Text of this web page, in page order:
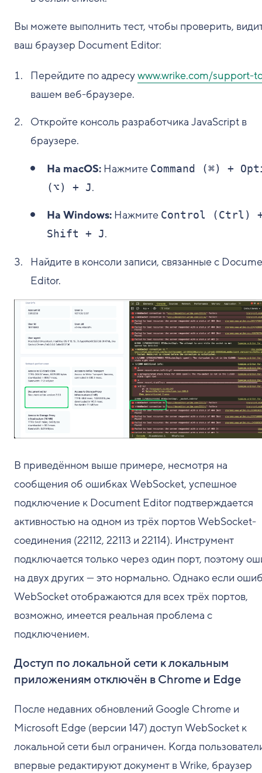
Вы можете выполнить тест, чтобы проверить,
ваш браузер Document Editor:
Перейдите по адресуwww.wrike.com/support-
вашем веб-браузере.
Откройте консоль разработчика JavaScript в
браузере.
На macOS: Нажмите Command (⌘) +
(⌥) + J.
На Windows: Нажмите Control (Ctrl)
Shift + J.
Найдите в консоли записи, связанные с
Editor.
В приведённом выше примере, несмотря на
сообщения об ошибках WebSocket, успешное
подключение к Document Editor подтверждается
активностью на одном из трёх портов WebSocket-
соединения (22112, 22113 и 22114). Инструмент
подключается только через один порт, поэтому
на двух других — это нормально. Однако если
WebSocket отображаются для всех трёх портов,
возможно, имеется реальная проблема с
подключением.
Доступ по локальной сети к локальным
приложениям отключён в Chrome и Edge
После недавних обновлений Google Chrome и
Microsoft Edge (версии 147) доступ WebSocket к
локальной сети был ограничен. Когда
впервые редактируют документ в Wrike, браузер